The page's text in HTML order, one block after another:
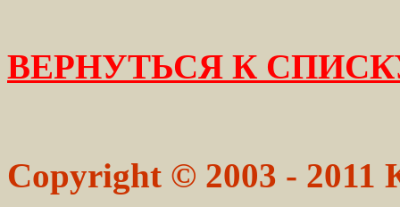
ВЕРНУТЬСЯ К
Copyright © 2003 - 2011